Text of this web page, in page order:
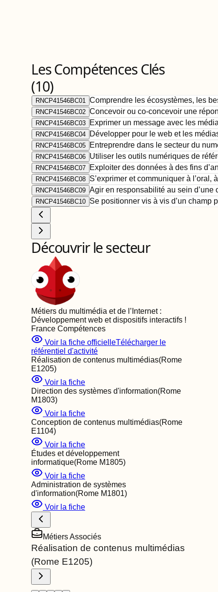
Les Compétences Clés
(10)
RNCP41546BC01 Comprendre les écosystèmes, les
RNCP41546BC02 Concevoir ou co-concevoir une
RNCP41546BC03 Exprimer un message avec les
RNCP41546BC04 Développer pour le web et les
RNCP41546BC05 Entreprendre dans le secteur du
RNCP41546BC06 Utiliser les outils numériques de
RNCP41546BC07 Exploiter des données à des fins
RNCP41546BC08 S’exprimer et communiquer à l’oral,
RNCP41546BC09 Agir en responsabilité au sein
RNCP41546BC10 Se positionner vis à vis d’un champ
Découvrir le secteur
Métiers du multimédia et de l’Internet :
Développement web et dispositifs interactifs !
France Compétences
Voir la fiche officielleTélécharger le
référentiel d'activité
Réalisation de contenus multimédias(Rome
E1205)
Voir la fiche
Direction des systèmes d'information(Rome
M1803)
Voir la fiche
Conception de contenus multimédias(Rome
E1104)
Voir la fiche
Études et développement
informatique(Rome M1805)
Voir la fiche
Administration de systèmes
d'information(Rome M1801)
Voir la fiche
Métiers Associés
Réalisation de contenus multimédias
(Rome E1205)